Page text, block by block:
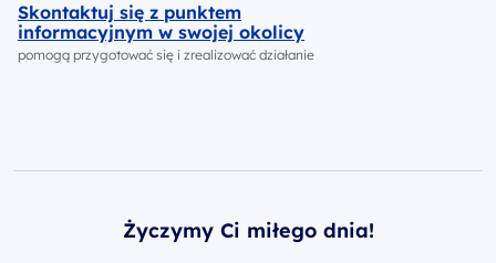
Skontaktuj się z punktem
informacyjnym w swojej okolicy
pomogą przygotować się i zrealizować działanie
Życzymy Ci miłego dnia!